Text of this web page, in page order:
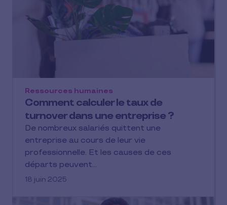
Comment calculer le taux de
turnover dans une entreprise ?
Ressources humaines
De nombreux salariés quittent une
entreprise au cours de leur vie
professionnelle. Et les causes de ces
départs peuvent…
18 juin 2025